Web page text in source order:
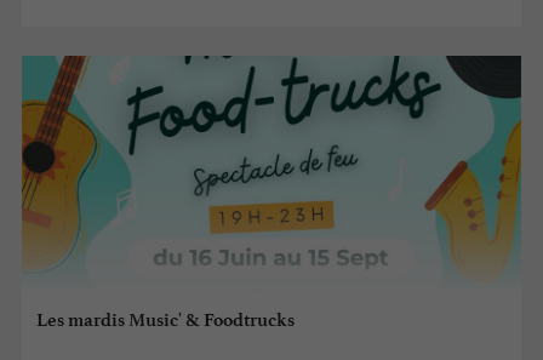
Les mardis Music' & Foodtrucks